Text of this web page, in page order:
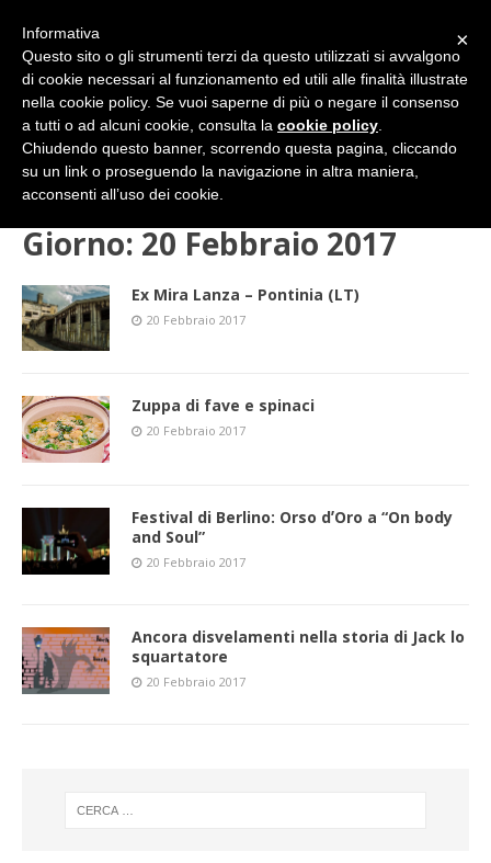
2017 FEBBRAIO
Giorno: 20 Febbraio 2017
Ex Mira Lanza – Pontinia (LT)
20 Febbraio 2017
Zuppa di fave e spinaci
20 Febbraio 2017
Festival di Berlino: Orso dʼOro a “On body
and Soul”
20 Febbraio 2017
Ancora disvelamenti nella storia di Jack lo
squartatore
20 Febbraio 2017
×
Informativa
Questo sito o gli strumenti terzi da questo utilizzati si avvalgono
di cookie necessari al funzionamento ed utili alle finalità illustrate
nella cookie policy. Se vuoi saperne di più o negare il consenso
a tutti o ad alcuni cookie, consulta la cookie policy
Chiudendo questo banner, scorrendo questa pagina, cliccando
su un link o proseguendo la navigazione in altra maniera,
acconsenti all’uso dei cookie.